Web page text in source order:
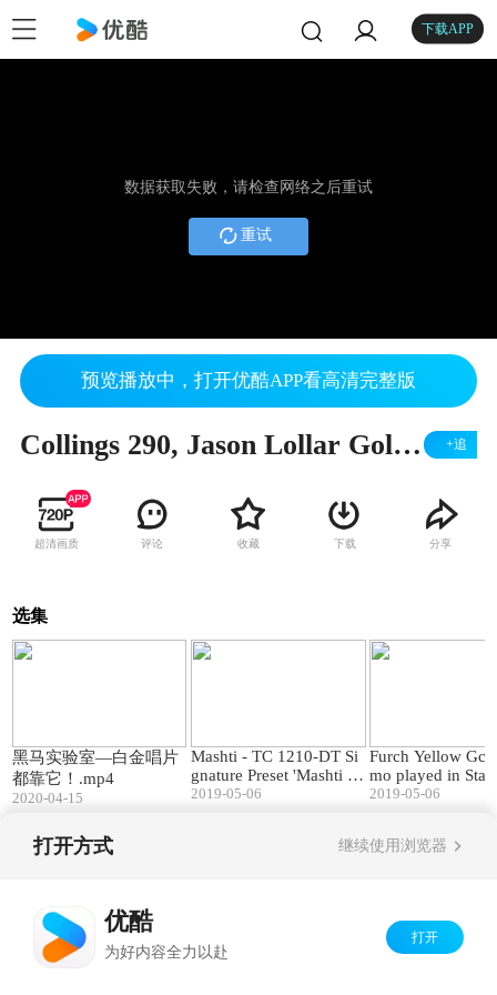
下载APP
数据获取失败，请检查网络之后重试
重试
预览播放中，打开优酷APP看高清完整版
Collings 290, Jason Lollar Gold Foil Pickups +追
超清画质 评论 收藏 下载 分享
选集
黑马实验室—白金唱片
都靠它！.mp4
2020-04-15
Mashti - TC 1210-DT Si
gnature Preset 'Mashti A
cou
2019-05-06
Furch Yellow Gc-
mo played in
_Full-
2019-05-06
打开方式 继续使用浏览器
优酷
为好内容全力以赴
打开